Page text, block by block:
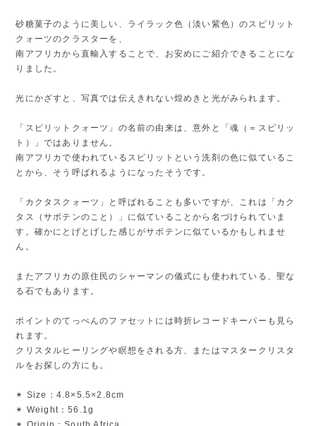
砂糖菓子のように美しい、ライラック色（淡い紫色）のスピリット
クォーツのクラスターを、
南アフリカから直輸入することで、お安めにご紹介できることにな
りました。
光にかざすと、写真では伝えきれない煌めきと光がみられます。
「スピリットクォーツ」の名前の由来は、意外と「魂（＝スピリッ
ト）」ではありません。
南アフリカで使われているスピリットという洗剤の色に似ているこ
とから、そう呼ばれるようになったそうです。
「カクタスクォーツ」と呼ばれることも多いですが、これは「カク
タス（サボテンのこと）」に似ていることから名づけられていま
す。確かにとげとげした感じがサボテンに似ているかもしれませ
ん。
またアフリカの原住民のシャーマンの儀式にも使われている、聖な
る石でもあります。
ポイントのてっぺんのファセットには時折レコードキーパーも見ら
れます。
クリスタルヒーリングや瞑想をされる方、またはマスタークリスタ
ルをお探しの方にも。
✴︎ Size：4.8×5.5×2.8cm
✴︎ Weight：56.1g